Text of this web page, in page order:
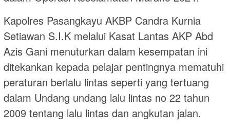
Kapolres Pasangkayu AKBP Candra Kurnia
Setiawan S.I.K melalui Kasat Lantas AKP Abd
Azis Gani menuturkan dalam kesempatan ini
ditekankan kepada pelajar pentingnya mematuhi
peraturan berlalu lintas seperti yang tertuang
dalam Undang undang lalu lintas no 22 tahun
2009 tentang lalu lintas dan angkutan jalan.